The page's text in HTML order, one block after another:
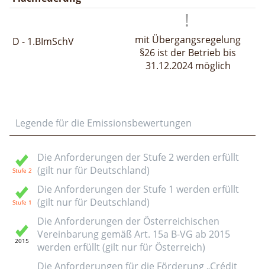
D - 1.BImSchV
mit Übergangsregelung
§26 ist der Betrieb bis
31.12.2024 möglich
Legende für die Emissionsbewertungen
Die Anforderungen der Stufe 2 werden erfüllt
(gilt nur für Deutschland)
Die Anforderungen der Stufe 1 werden erfüllt
(gilt nur für Deutschland)
Die Anforderungen der Österreichischen
Vereinbarung gemäß Art. 15a B-VG ab 2015
werden erfüllt (gilt nur für Österreich)
Die Anforderungen für die Förderung „Crédit